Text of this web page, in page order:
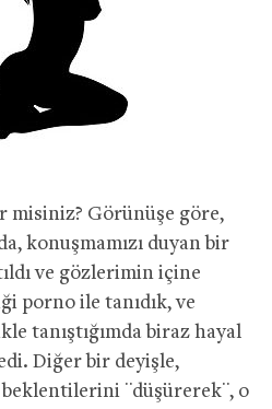
misiniz? Görünüşe göre,
konuşmamızı duyan bir
ve gözlerimin içine
porno ile tanıdık, ve
tanıştığımda biraz hayal
Diğer bir deyişle,
¨düşürerek¨, o